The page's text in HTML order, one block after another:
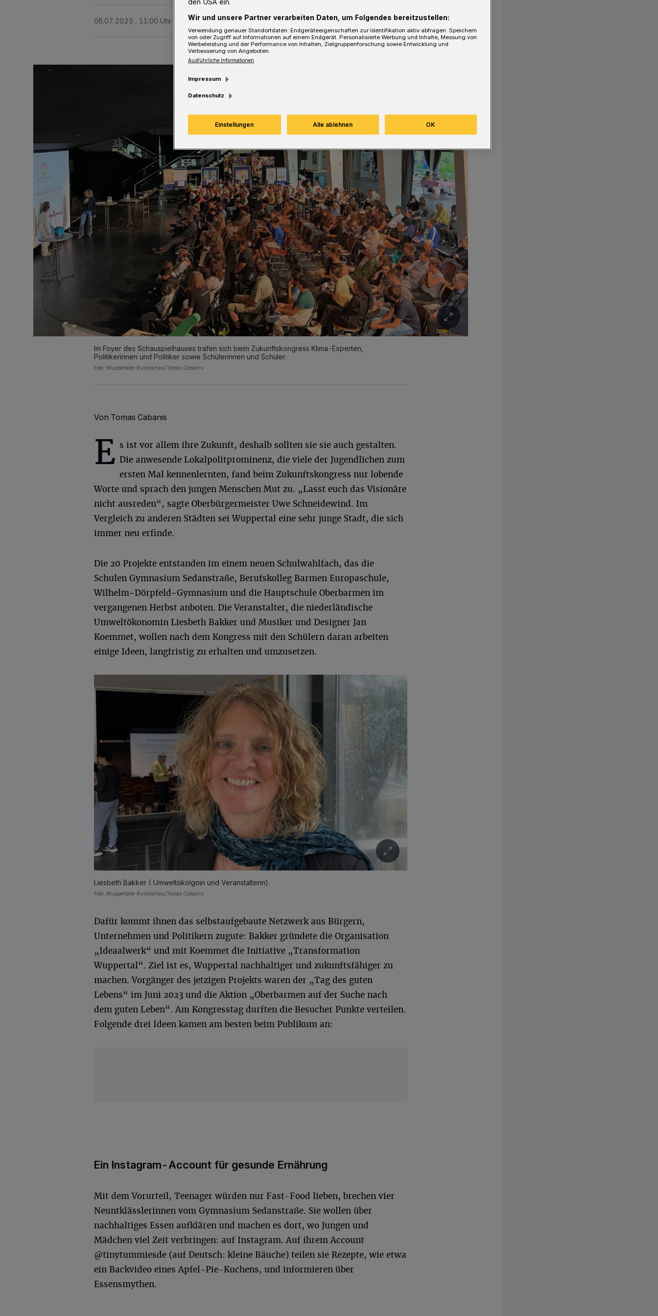
06.07.2025 , 11:00 Uhr 3 Minuten Lesezeit
Im Foyer des Schauspielhauses trafen sich beim Zukunftskongress Klima-Experten,
Politikerinnen und Politiker sowie Schülerinnen und Schüler.
Foto: Wuppertaler Rundschau/Tomas Cabanis
Von Tomas Cabanis
E s ist vor allem ihre Zukunft, deshalb sollten sie sie auch gestalten.
Die anwesende Lokalpolitprominenz, die viele der Jugendlichen zum
ersten Mal kennenlernten, fand beim Zukunftskongress nur lobende
Worte und sprach den jungen Menschen Mut zu. „Lasst euch das Visionäre
nicht ausreden“, sagte Oberbürgermeister Uwe Schneidewind. Im
Vergleich zu anderen Städten sei Wuppertal eine sehr junge Stadt, die sich
immer neu erfinde.
Die 20 Projekte entstanden im einem neuen Schulwahlfach, das die
Schulen Gymnasium Sedanstraße, Berufskolleg Barmen Europaschule,
Wilhelm‑Dörpfeld‑Gymnasium und die Hauptschule Oberbarmen im
vergangenen Herbst anboten. Die Veranstalter, die niederländische
Umweltökonomin Liesbeth Bakker und Musiker und Designer Jan
Koemmet, wollen nach dem Kongress mit den Schülern daran arbeiten
einige Ideen, langfristig zu erhalten und umzusetzen.
Liesbeth Bakker ( Umweltökolgoin und Veranstalterin).
Foto: Wuppertaler Rundschau/Tomas Cabanis
Dafür kommt ihnen das selbstaufgebaute Netzwerk aus Bürgern,
Unternehmen und Politikern zugute: Bakker gründete die Organisation
„Ideaalwerk“ und mit Koemmet die Initiative „Transformation
Wuppertal“. Ziel ist es, Wuppertal nachhaltiger und zukunftsfähiger zu
machen. Vorgänger des jetzigen Projekts waren der „Tag des guten
Lebens“ im Juni 2023 und die Aktion „Oberbarmen auf der Suche nach
dem guten Leben“. Am Kongresstag durften die Besucher Punkte verteilen.
Folgende drei Ideen kamen am besten beim Publikum an:
Ein Instagram-Account für gesunde Ernährung
Mit dem Vorurteil, Teenager würden nur Fast-Food lieben, brechen vier
Neuntklässlerinnen vom Gymnasium Sedanstraße. Sie wollen über
nachhaltiges Essen aufklären und machen es dort, wo Jungen und
Mädchen viel Zeit verbringen: auf Instagram. Auf ihrem Account
@tinytummiesde (auf Deutsch: kleine Bäuche) teilen sie Rezepte, wie etwa
ein Backvideo eines Apfel-Pie-Kuchens, und informieren über
Essensmythen.
den USA ein.
Wir und unsere Partner verarbeiten Daten, um Folgendes bereitzustellen:
Verwendung genauer Standortdaten. Endgeräteeigenschaften zur Identifikation aktiv abfragen. Speichern
von oder Zugriff auf Informationen auf einem Endgerät. Personalisierte Werbung und Inhalte, Messung von
Werbeleistung und der Performance von Inhalten, Zielgruppenforschung sowie Entwicklung und
Verbesserung von Angeboten.
Ausführliche Informationen
Impressum
Datenschutz
Einstellungen Alle ablehnen OK